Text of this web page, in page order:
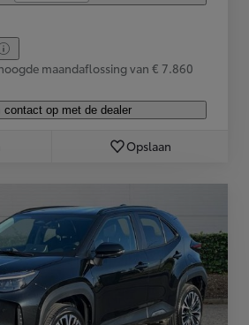
maandaflossing van € 7.860
contact op met de dealer
Opslaan